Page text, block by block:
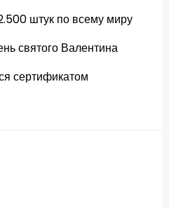
штук по всему миру
святого Валентина
сертификатом